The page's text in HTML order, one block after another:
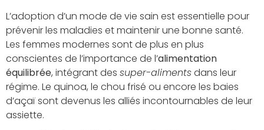
L’adoption d’un mode de vie sain est essentielle pour
prévenir les maladies et maintenir une bonne santé.
Les femmes modernes sont de plus en plus
conscientes de l’importance de l’alimentation
équilibrée, intégrant des super-alimentsdans leur
régime. Le quinoa, le chou frisé ou encore les baies
d’açaï sont devenus les alliés incontournables de leur
assiette.